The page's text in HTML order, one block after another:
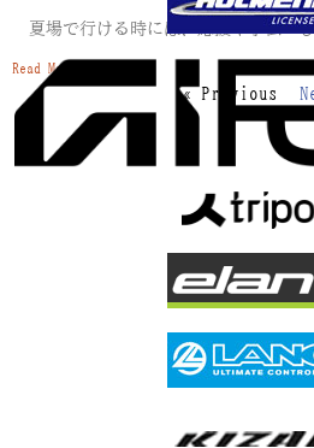
夏場で行ける時には、応援や手伝い
Read More »
« Previous